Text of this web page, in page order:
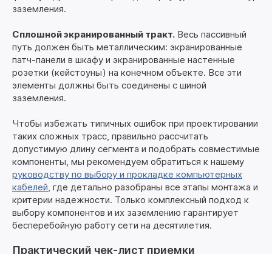
заземления.
Сплошной экранированный тракт. Весь пассивный
путь должен быть металлическим: экранированные
патч-панели в шкафу и экранированные настенные
розетки (кейстоуны) на конечном объекте. Все эти
элементы должны быть соединены с шиной
заземления.
Чтобы избежать типичных ошибок при проектировании
таких сложных трасс, правильно рассчитать
допустимую длину сегмента и подобрать совместимые
компоненты, мы рекомендуем обратиться к нашему
руководству по выбору и прокладке компьютерных
кабелей , где детально разобраны все этапы монтажа и
критерии надежности. Только комплексный подход к
выбору компонентов и их заземлению гарантирует
бесперебойную работу сети на десятилетия.
Практический чек-лист приемки